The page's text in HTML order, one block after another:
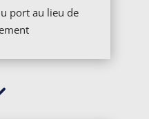
port au lieu de